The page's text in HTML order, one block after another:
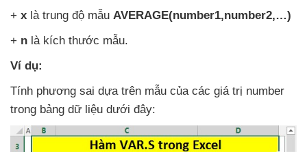
+ x là trung độ mẫu AVERAGE(number1,number2,…)
+ n là kích thước mẫu.
Ví dụ:
Tính phương sai dựa trên mẫu của các giá trị number
trong bảng dữ liệu dưới đây: